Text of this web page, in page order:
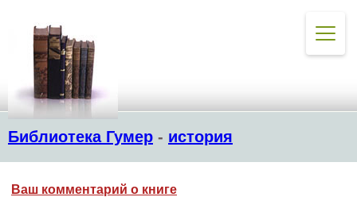
Библиотека Гумер - история
Ваш комментарий о книге